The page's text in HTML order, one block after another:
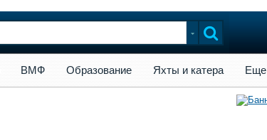
ВМФ Образование Яхты и катера Еще